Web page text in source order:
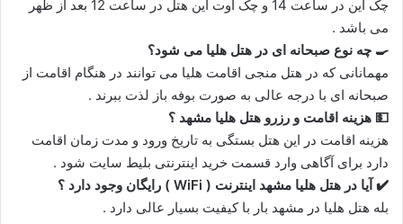
چک این در ساعت 14 و چک اوت این هتل در ساعت 12 بعد از ظهر
می باشد .
🍳 چه نوع صبحانه ای در هتل هلیا می شود؟
مهمانانی که در هتل منجی اقامت هلیا می توانند در هنگام اقامت از
صبحانه ای با درجه عالی به صورت بوفه باز لذت ببرند .
💵 هزینه اقامت و رزرو هتل هلیا مشهد ؟
هزینه اقامت در این هتل بستگی به تاریخ ورود و مدت زمان اقامت
دارد برای آگاهی وارد قسمت خرید اینترنتی بلیط سایت شود .
✔️ آیا در هتل هلیا مشهد اینترنت ( WiFi ) رایگان وجود دارد ؟
بله هتل هلیا در مشهد بار با کیفیت بسیار عالی دارد .